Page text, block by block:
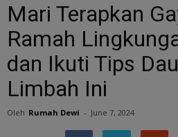
Mari Terapkan
Ramah
dan Ikuti Tips
Limbah Ini
Oleh Rumah Dewi - June 7, 2024